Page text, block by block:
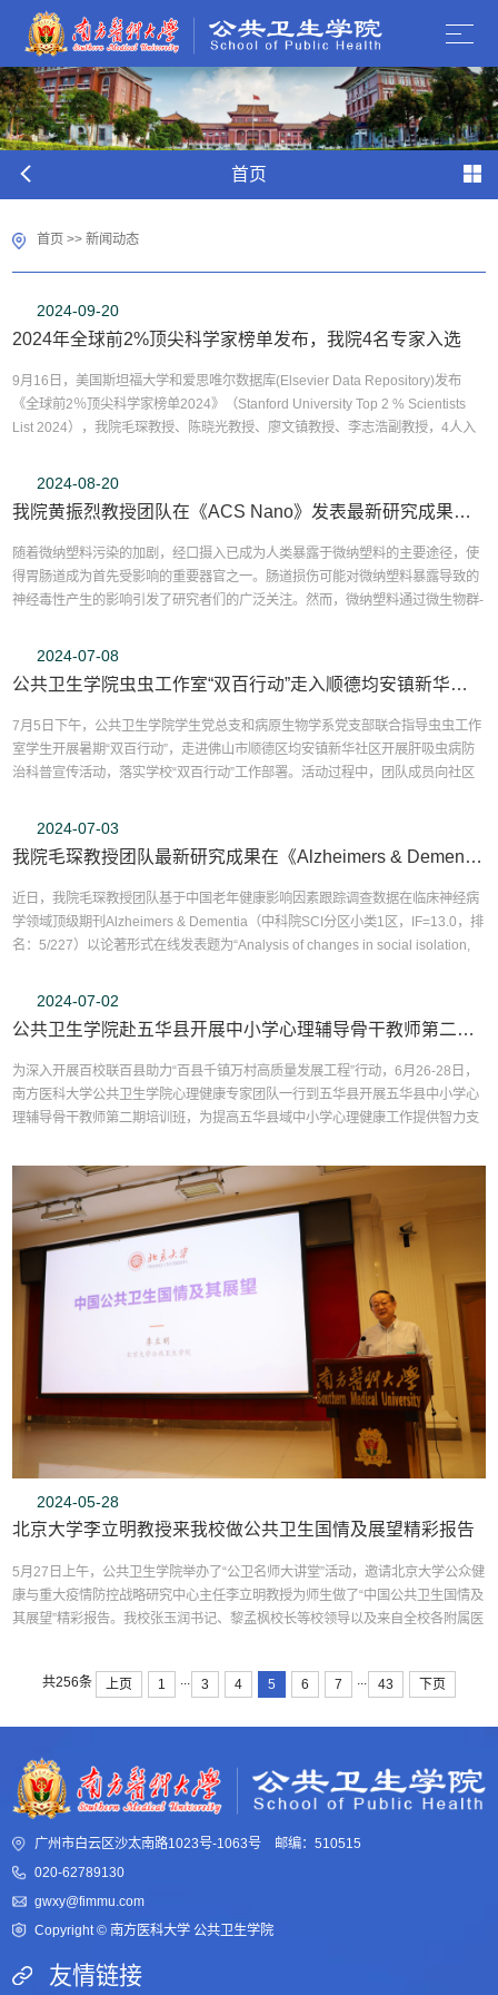
首页
首页 >>新闻动态
2024-09-20
2024年全球前2%顶尖科学家榜单发布，我院4名专家入选
9月16日，美国斯坦福大学和爱思唯尔数据库(Elsevier Data Repository)发布
《全球前2％顶尖科学家榜单2024》（Stanford University Top 2 % Scientists
List 2024），我院毛琛教授、陈晓光教授、廖文镇教授、李志浩副教授，4人入
Elsevier与合作的项目成果，发布在Elsevier旗下的Mendeley Data网站上。榜单
2024-08-20
我院黄振烈教授团队在《ACS Nano》发表最新研究成果揭示微纳塑料暴露致神经毒性的分子机制
随着微纳塑料污染的加剧，经口摄入已成为人类暴露于微纳塑料的主要途径，使
得胃肠道成为首先受影响的重要器官之一。肠道损伤可能对微纳塑料暴露导致的
神经毒性产生的影响引发了研究者们的广泛关注。然而，微纳塑料通过微生物群-
肠道特异性对纳米塑料高度敏感的肠道Nrf2特异性敲除小鼠中开展了一系列实验
2024-07-08
公共卫生学院虫虫工作室“双百行动”走入顺德均安镇新华社区
7月5日下午，公共卫生学院学生党总支和病原生物学系党支部联合指导虫虫工作
室学生开展暑期“双百行动”，走进佛山市顺德区均安镇新华社区开展肝吸虫病防
治科普宣传活动，落实学校“双百行动”工作部署。活动过程中，团队成员向社区
施。同时，团队还为社区居民提供免费的血糖、血压检测服务，在增加社区居民
2024-07-03
我院毛琛教授团队最新研究成果在《Alzheimers & Dementia》发表
近日，我院毛琛教授团队基于中国老年健康影响因素跟踪调查数据在临床神经病
学领域顶级期刊Alzheimers & Dementia（中科院SCI分区小类1区，IF=13.0，排
名：5/227）以论著形式在线发表题为“Analysis of changes in social isolation,
Findings from a nationwide cohort study”的最新研究成果（原文链接：
2024-07-02
公共卫生学院赴五华县开展中小学心理辅导骨干教师第二期培训班
为深入开展百校联百县助力“百县千镇万村高质量发展工程”行动，6月26-28日，
南方医科大学公共卫生学院心理健康专家团队一行到五华县开展五华县中小学心
理辅导骨干教师第二期培训班，为提高五华县域中小学心理健康工作提供智力支
公共卫生学院心理健康与咨询中心副主任陈洁、心理中心专职教师汤思尧出席，
五华县域60余名中小学心理辅导骨干教师参加了...
2024-05-28
北京大学李立明教授来我校做公共卫生国情及展望精彩报告
5月27日上午，公共卫生学院举办了“公卫名师大讲堂”活动，邀请北京大学公众健
康与重大疫情防控战略研究中心主任李立明教授为师生做了“中国公共卫生国情及
其展望”精彩报告。我校张玉润书记、黎孟枫校长等校领导以及来自全校各附属医
临的主要问题和挑战、联合国可持续发展战略...
共256条 上页 1 ... 3 4 5 6 7 ... 43 下页
广州市白云区沙太南路1023号-1063号 邮编：510515
020-62789130
gwxy@fimmu.com
Copyright © 南方医科大学 公共卫生学院
友情链接